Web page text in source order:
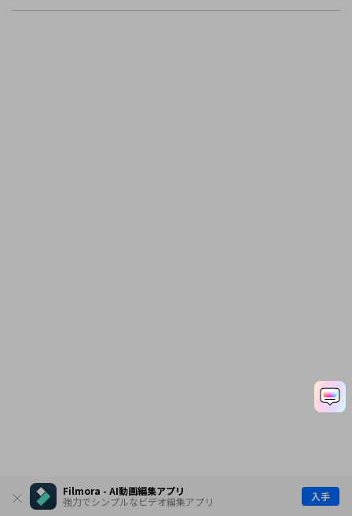
Filmora - AI動画編集アプリ
強力でシンプルなビデオ編集アプリ
入手